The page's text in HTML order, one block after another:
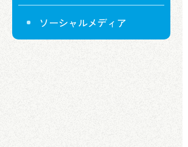
ソーシャルメディア